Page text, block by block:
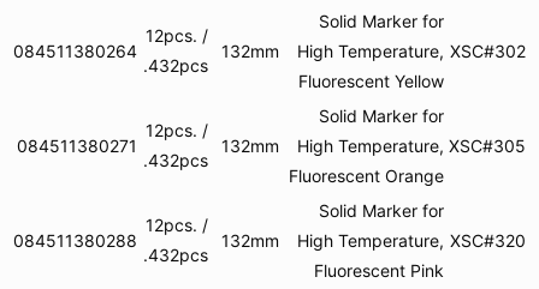
XSC#302
Solid Marker for
High Temperature,
Fluorescent Yellow
132mm
12pcs. /
432pcs.
084511380264
XSC#305
Solid Marker for
High Temperature,
Fluorescent Orange
132mm
12pcs. /
432pcs.
084511380271
XSC#320
Solid Marker for
High Temperature,
Fluorescent Pink
132mm
12pcs. /
432pcs.
084511380288